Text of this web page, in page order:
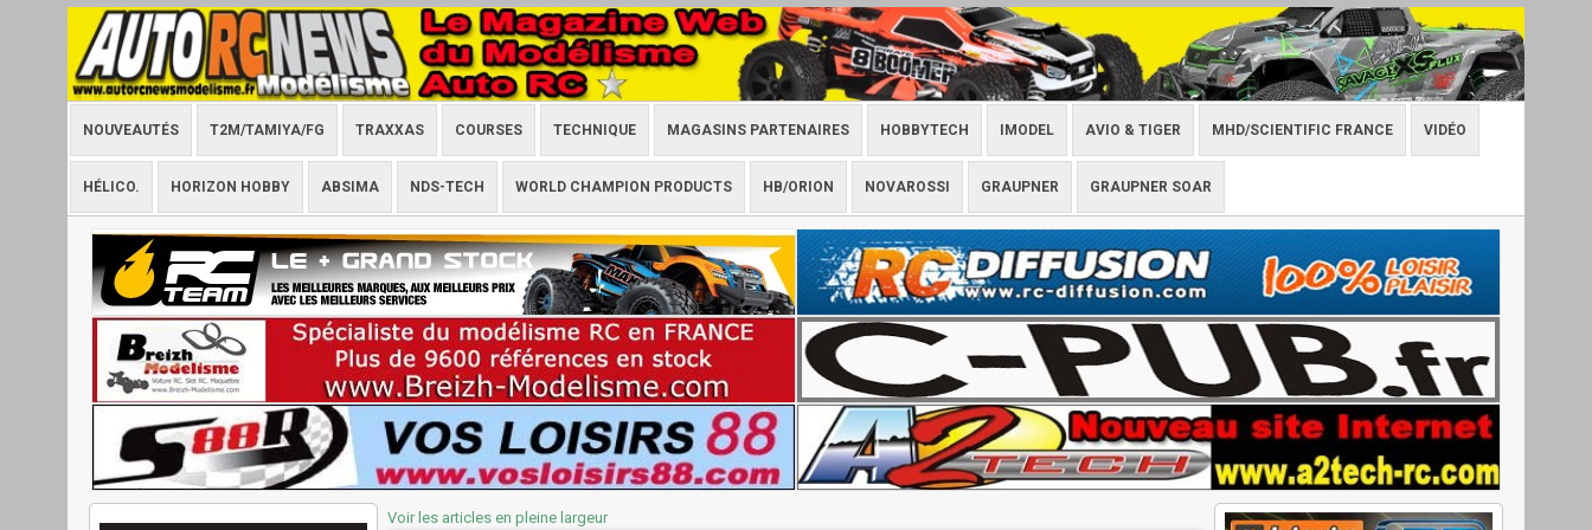
NOUVEAUTÉS T2M/TAMIYA/FG TRAXXAS COURSES TECHNIQUE MAGASINS PARTENAIRES HOBBYTECH IMODEL AVIO & TIGER MHD/SCIENTIFIC FRANCE VIDÉO
HÉLICO. HORIZON HOBBY ABSIMA NDS-TECH WORLD CHAMPION PRODUCTS HB/ORION NOVAROSSI GRAUPNER GRAUPNER SOAR
Voir les articles en pleine largeur